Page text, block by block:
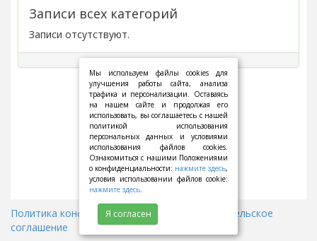
Записи всех категорий
Записи отсутствуют.
Политика конфиденциальности
Пользовательское
соглашение
Мы используем файлы cookies для
улучшения работы сайта, анализа
трафика и персонализации. Оставаясь
на нашем сайте и продолжая его
использовать, вы соглашаетесь с нашей
политикой использования
персональных данных и условиями
использования файлов cookies.
Ознакомиться с нашими Положениями
о конфиденциальности: нажмите здесь,
условия использовании файлов cookie:
нажмите здесь.
Я согласен